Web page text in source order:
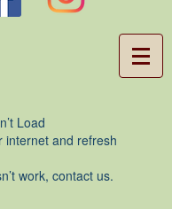
Load
internet and refresh
work, contact us.